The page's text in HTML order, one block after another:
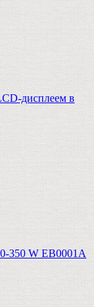
дисплеем в
350 W EB0001A